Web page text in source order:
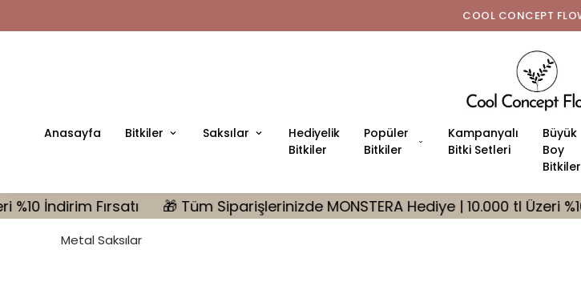
COOL CONCEPT FLOWER 💫
Anasayfa Bitkiler Saksılar
Hediyelik
Bitkiler
Popüler
Bitkiler
Kampanyalı
Bitki Setleri
Büyük
Boy
Bitkiler
🎁 Tüm Siparişlerinizde MONSTERA Hediye | 10.000 tl Üzeri %10 İndirim Fırsatı
Metal Saksılar